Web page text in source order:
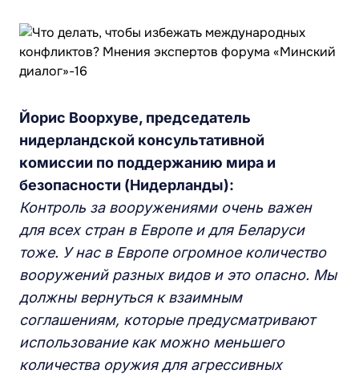
Йорис Воорхуве, председатель
нидерландской консультативной
комиссии по поддержанию мира и
безопасности (Нидерланды):
Контроль за вооружениями очень важен
для всех стран в Европе и для Беларуси
тоже. У нас в Европе огромное количество
вооружений разных видов и это опасно. Мы
должны вернуться к взаимным
соглашениям, которые предусматривают
использование как можно меньшего
количества оружия для агрессивных